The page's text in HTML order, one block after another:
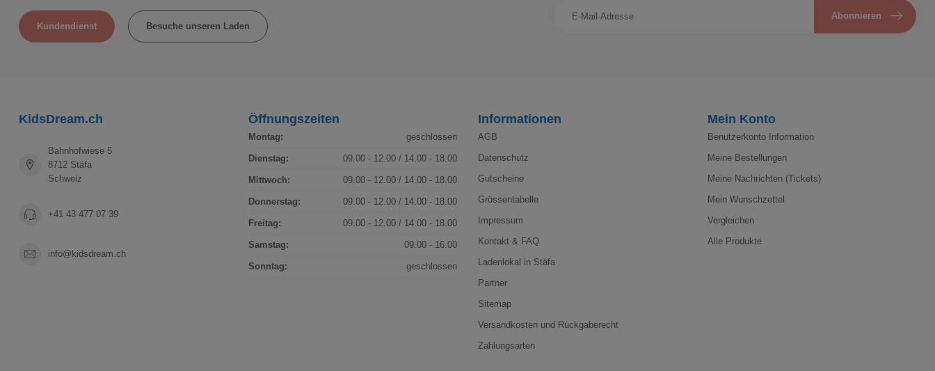
Kundendienst Besuche unseren Laden
Abonnieren
KidsDream.ch
Bahnhofwiese 5
8712 Stäfa
Schweiz
+41 43 477 07 39
info@kidsdream.ch
Öffnungszeiten
Montag: geschlossen
Dienstag: 09.00 - 12.00 / 14.00 - 18.00
Mittwoch: 09.00 - 12.00 / 14.00 - 18.00
Donnerstag: 09.00 - 12.00 / 14.00 - 18.00
Freitag: 09.00 - 12.00 / 14.00 - 18.00
Samstag: 09.00 - 16.00
Sonntag: geschlossen
Informationen
AGB
Datenschutz
Gutscheine
Grössentabelle
Impressum
Kontakt & FAQ
Ladenlokal in Stäfa
Partner
Sitemap
Versandkosten und Rückgaberecht
Zahlungsarten
Mein Konto
Benutzerkonto Information
Meine Bestellungen
Meine Nachrichten (Tickets)
Mein Wunschzettel
Vergleichen
Alle Produkte